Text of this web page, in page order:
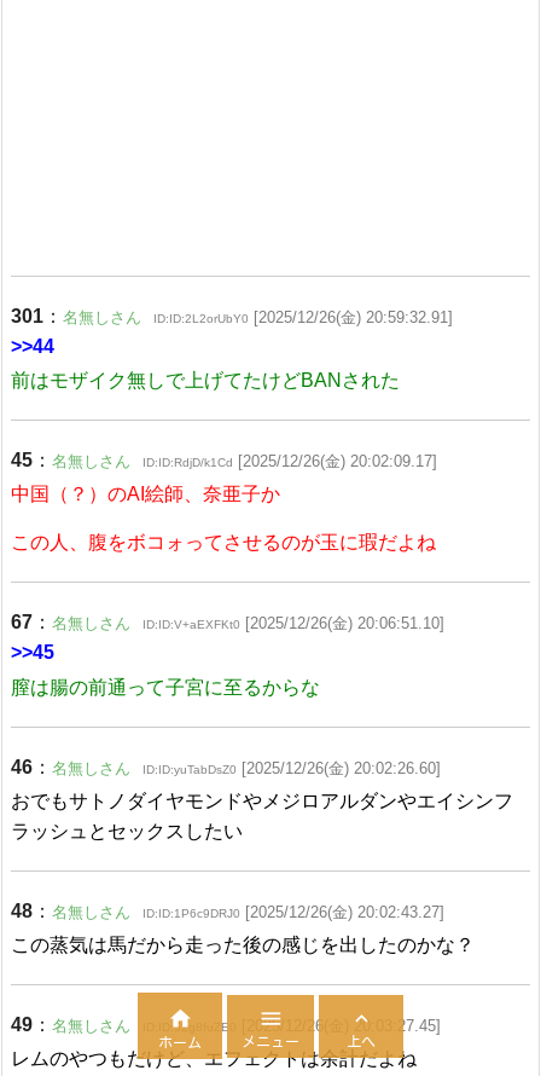
301 ： 名無しさん ID:ID:2L2orUbY0 [2025/12/26(金) 20:59:32.91]
>>44
前はモザイク無しで上げてたけどBANされた
45 ： 名無しさん ID:ID:RdjD/k1Cd [2025/12/26(金) 20:02:09.17]
中国（？）のAI絵師、奈亜子か
この人、腹をボコォってさせるのが玉に瑕だよね
67 ： 名無しさん ID:ID:V+aEXFKt0 [2025/12/26(金) 20:06:51.10]
>>45
膣は腸の前通って子宮に至るからな
46 ： 名無しさん ID:ID:yuTabDsZ0 [2025/12/26(金) 20:02:26.60]
おでもサトノダイヤモンドやメジロアルダンやエイシンフ
ラッシュとセックスしたい
48 ： 名無しさん ID:ID:1P6c9DRJ0 [2025/12/26(金) 20:02:43.27]
この蒸気は馬だから走った後の感じを出したのかな？
49 ： 名無しさん ID:ID:52g8fuZE0 [2025/12/26(金) 20:03:27.45]
レムのやつもだけど、エフェクトは余計だよね

ホーム

メニュー

上へ